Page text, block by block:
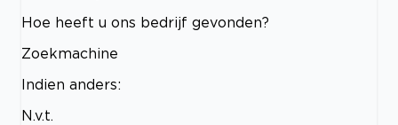
Hoe heeft u ons bedrijf gevonden?
Zoekmachine
Indien anders:
N.v.t.